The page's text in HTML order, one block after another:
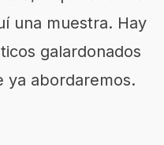
una muestra. Hay
galardonados
ya abordaremos.